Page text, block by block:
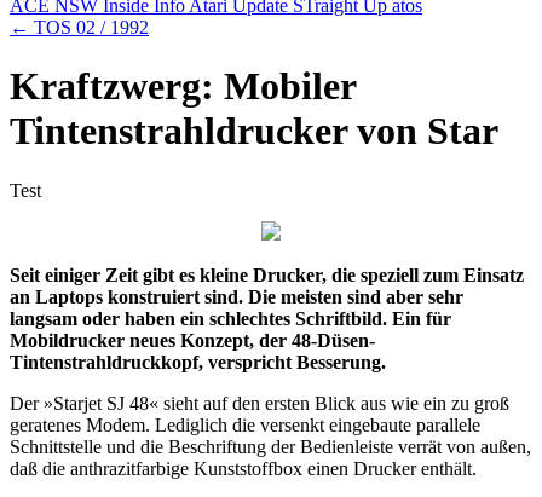
ACE NSW Inside Info Atari Update STraight Up atos
← TOS 02 / 1992
Kraftzwerg: Mobiler
Tintenstrahldrucker von Star
Test
Seit einiger Zeit gibt es kleine Drucker, die speziell zum Einsatz
an Laptops konstruiert sind. Die meisten sind aber sehr
langsam oder haben ein schlechtes Schriftbild. Ein für
Mobildrucker neues Konzept, der 48-Düsen-
Tintenstrahldruckkopf, verspricht Besserung.
Der »Starjet SJ 48« sieht auf den ersten Blick aus wie ein zu groß
geratenes Modem. Lediglich die versenkt eingebaute parallele
Schnittstelle und die Beschriftung der Bedienleiste verrät von außen,
daß die anthrazitfarbige Kunststoffbox einen Drucker enthält.